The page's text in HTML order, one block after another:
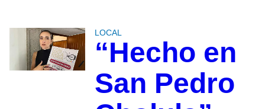
LOCAL
“Hecho en
San Pedro